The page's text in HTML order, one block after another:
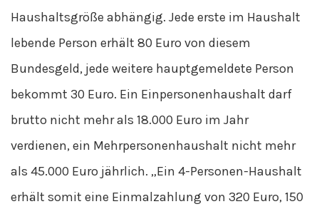
Haushaltsgröße abhängig. Jede erste im Haushalt
lebende Person erhält 80 Euro von diesem
Bundesgeld, jede weitere hauptgemeldete Person
bekommt 30 Euro. Ein Einpersonenhaushalt darf
brutto nicht mehr als 18.000 Euro im Jahr
verdienen, ein Mehrpersonenhaushalt nicht mehr
als 45.000 Euro jährlich. „Ein 4-Personen-Haushalt
erhält somit eine Einmalzahlung von 320 Euro, 150